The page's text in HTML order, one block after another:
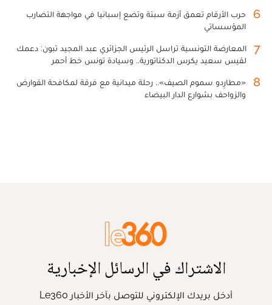
6
حرب الأرقام تعمق أزمة سبتة وتضع إسبانيا في مواجهة التضارب
المؤسساتي
7
المعارضة التونسية تراسل الرئيس الجزائري عبد المجيد تبون: دعمك
لقيس سعيد يكرس الدكتاتورية.. وسيادة تونس خط أحمر
8
«مطارِدو سموم الصيف».. رحلة ميدانية مع فرقة لمكافحة القوارض
والزواحف بشوارع الدار البيضاء
الاشتراك في الرسائل الإخبارية
أدخل بريدك الإلكتروني للتوصل بآخر الأخبار Le360